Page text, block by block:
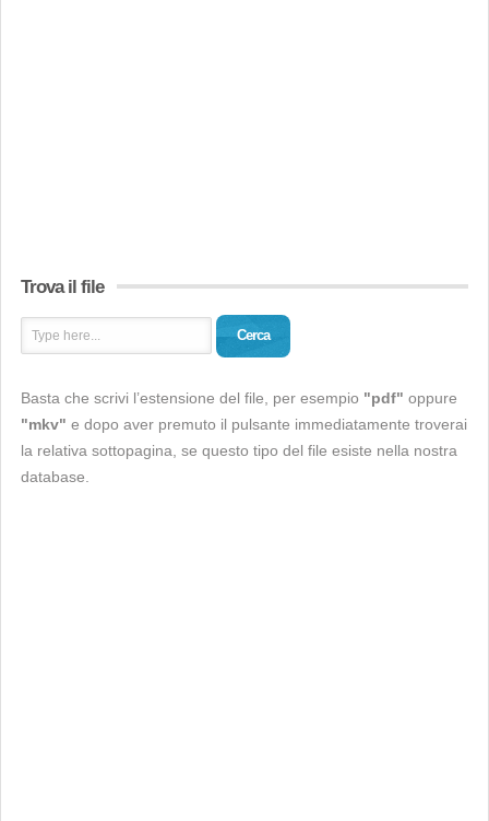
Trova il file
Cerca
Basta che scrivi l’estensione del file, per esempio "pdf" oppure
"mkv" e dopo aver premuto il pulsante immediatamente troverai
la relativa sottopagina, se questo tipo del file esiste nella nostra
database.